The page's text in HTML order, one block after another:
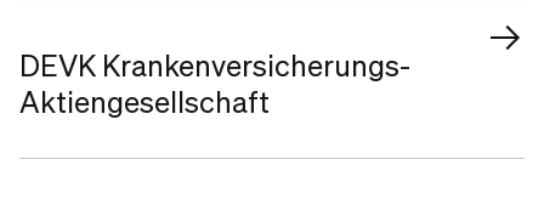
DEVK Krankenversicherungs-
Aktiengesellschaft